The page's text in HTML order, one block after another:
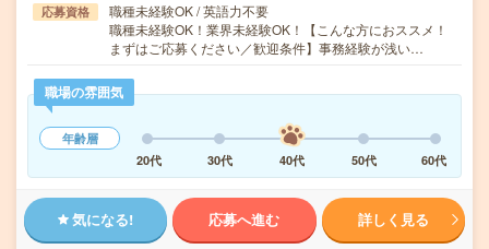
応募資格
職種未経験OK / 英語力不要
職種未経験OK！業界未経験OK！【こんな方におススメ！
まずはご応募ください／歓迎条件】事務経験が浅い…
職場の雰囲気
年齢層
20代
30代 40代 50代 60代
気になる! 応募へ進む 詳しく見る